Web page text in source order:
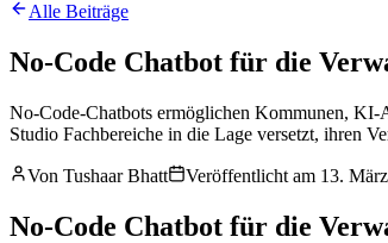
Alle Beiträge
No-Code Chatbot für die
No-Code-Chatbots ermöglichen Kommunen, KI-
Studio Fachbereiche in die Lage versetzt, ihren
Von Tushaar Bhatt Veröffentlicht am 13.
No-Code Chatbot für die